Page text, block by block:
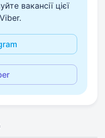
вакансії цієї